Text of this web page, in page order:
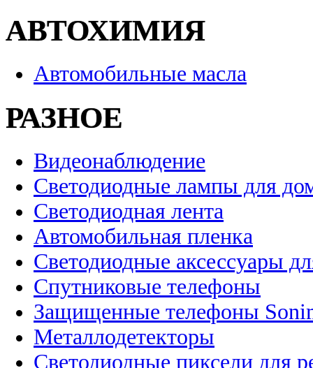
АВТОХИМИЯ
Автомобильные масла
РАЗНОЕ
Видеонаблюдение
Светодиодные лампы для
Светодиодная лента
Автомобильная пленка
Светодиодные аксессуары
Спутниковые телефоны
Защищенные телефоны
Металлодетекторы
Светодиодные пиксели для